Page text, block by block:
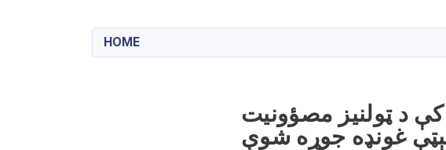
HOME
د ټولنیز مصؤونیت